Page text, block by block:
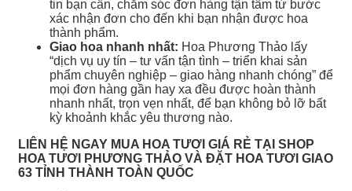
tin bạn cần, chăm sóc đơn hàng tận tâm từ bước
xác nhận đơn cho đến khi bạn nhận được hoa
thành phẩm.
Giao hoa nhanh nhất: Hoa Phương Thảo lấy
“dịch vụ uy tín – tư vấn tận tình – triển khai sản
phẩm chuyên nghiệp – giao hàng nhanh chóng” để
mọi đơn hàng gần hay xa đều được hoàn thành
nhanh nhất, trọn vẹn nhất, để bạn không bỏ lỡ bất
kỳ khoảnh khắc yêu thương nào.
LIÊN HỆ NGAY MUA HOA TƯƠI GIÁ RẺ TẠI SHOP
HOA TƯƠI PHƯƠNG THẢO VÀ ĐẶT HOA TƯƠI GIAO
63 TỈNH THÀNH TOÀN QUỐC